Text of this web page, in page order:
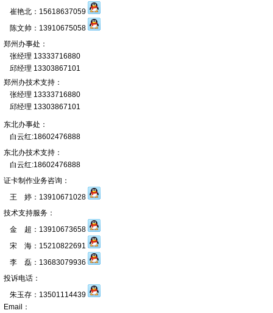
崔艳北：15618637059
陈文帅：13910675058
郑州办事处：
张经理 13333716880
邱经理 13303867101
郑州办技术支持：
张经理 13333716880
邱经理 13303867101
东北办事处：
白云红:18602476888
东北办技术支持：
白云红:18602476888
证卡制作业务咨询：
王 婷：13910671028
技术支持服务：
金 超：13910673658
宋 海：15210822691
李 磊：13683079936
投诉电话：
朱玉存：13501114439
Email：